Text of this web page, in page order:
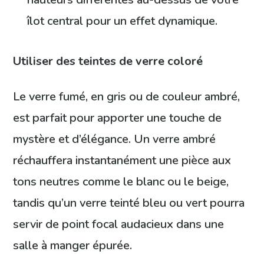
îlot central pour un effet dynamique.
Utiliser des teintes de verre coloré
Le verre fumé, en gris ou de couleur ambré,
est parfait pour apporter une touche de
mystère et d’élégance. Un verre ambré
réchauffera instantanément une pièce aux
tons neutres comme le blanc ou le beige,
tandis qu’un verre teinté bleu ou vert pourra
servir de point focal audacieux dans une
salle à manger épurée.